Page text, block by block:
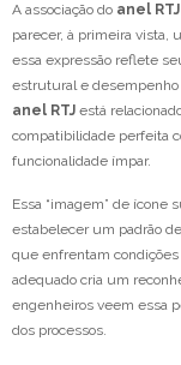
A associação do anel RTJ
parecer, à primeira vista,
essa expressão reflete
estrutural e desempenho
anel RTJ está
compatibilidade perfeita
funcionalidade ímpar.
Essa “imagem” de ícone
estabelecer um padrão
que enfrentam condições
adequado cria um
engenheiros veem essa
dos processos.